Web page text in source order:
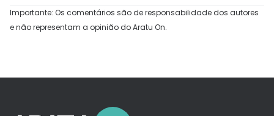
Importante: Os comentários são de responsabilidade dos autores
e não representam a opinião do Aratu On.